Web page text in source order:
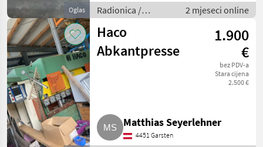
Oglas
Radionica /
Prerada metala
2 mjeseci online
Haco
Abkantpresse
1.900
€
bez PDV-a
Stara cijena
2.500 €
Matthias Seyerlehner
4451 Garsten